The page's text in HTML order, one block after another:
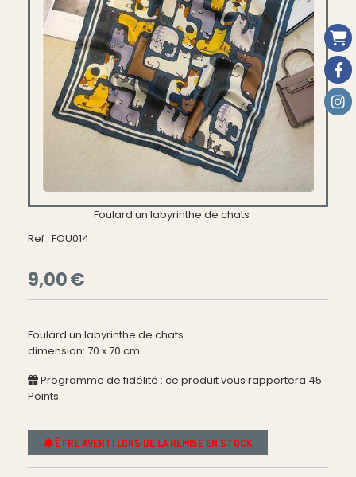
Foulard un labyrinthe de chats
Ref : FOU014
9,00€
Foulard un labyrinthe de chats
dimension: 70 x 70 cm.
Programme de fidélité : ce produit vous rapportera 45
Points.
ÊTRE AVERTI LORS DE LA REMISE EN STOCK